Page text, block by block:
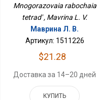
Mnogorazovaia rabochaia
tetrad' , Mavrina L. V.
Маврина Л. В.
Артикул: 1511226
$21.28
Доставка за 14–20 дней
КУПИТЬ